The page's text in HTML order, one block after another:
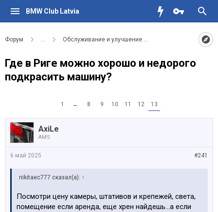
BMW Club Latvia
Форум ... Обслуживание и улучшение вашего BMW
Где в Риге можно хорошо и недорого
подкрасить машину?
1 ← 8 9 10 11 12 13
AxiLe
AMS
#241
6 май 2025
nikitaec777 сказал(а): ↑
Посмотри цену камеры, штативов и крепежей, света,
помещение если аренда, еще хрен найдешь…а если